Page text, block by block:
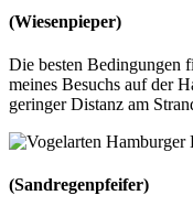
(Wiesenpieper)
Die besten Bedingungen
meines Besuchs auf der
geringer Distanz am
(Sandregenpfeifer)